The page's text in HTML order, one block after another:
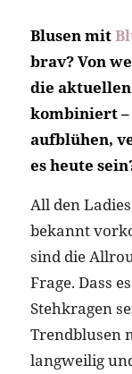
Blusen mit
brav? Von
die
kombiniert
aufblühen,
es heute
All den
bekannt
sind die
Frage. Dass
Stehkragen
Trendblusen
langweilig